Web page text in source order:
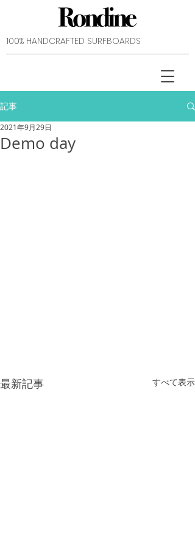
​100% HANDCRAFTED SURFBOARDS
記事
Demo day
2021年9月29日
最新記事 すべて表示